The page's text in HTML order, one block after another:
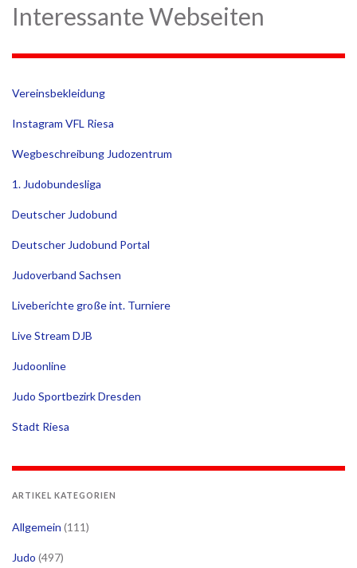
Interessante Webseiten
Vereinsbekleidung
Instagram VFL Riesa
Wegbeschreibung Judozentrum
1. Judobundesliga
Deutscher Judobund
Deutscher Judobund Portal
Judoverband Sachsen
Liveberichte große int. Turniere
Live Stream DJB
Judoonline
Judo Sportbezirk Dresden
Stadt Riesa
ARTIKEL KATEGORIEN
Allgemein (111)
Judo (497)